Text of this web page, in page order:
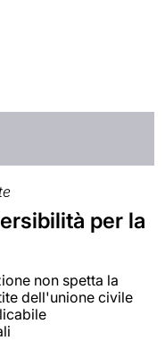
per la
non spetta la
dell'unione civile